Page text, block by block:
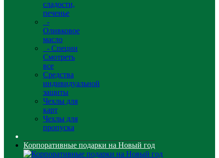
сладости,
печенье
-
Оливковое
масло
- Специи
Смотреть
все
Средства
индивидуальной
защиты
Чехлы для
карт
Чехлы для
пропуска
Корпоративные подарки на Новый год